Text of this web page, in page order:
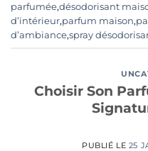
parfumée,désodorisant
d’intérieur,parfum maison,
d’ambiance,spray
Choisir Son
PUBLIÉ LE 25